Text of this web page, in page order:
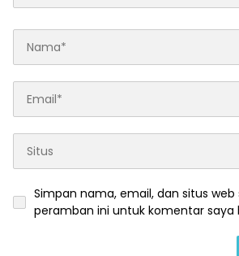
Simpan nama, email, dan situs web
peramban ini untuk komentar saya